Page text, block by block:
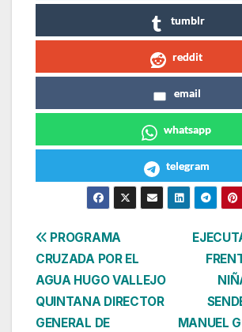
tumblr
reddit
email
whatsapp
telegram
Navegación
de
entradas
MANUEL
PROGRAMA
CRUZADA POR EL
AGUA HUGO VALLEJO
QUINTANA DIRECTOR
GENERAL DE